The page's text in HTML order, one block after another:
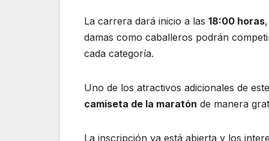
La carrera dará inicio a las 18:00 horas
damas como caballeros podrán
cada categoría.
Uno de los atractivos adicionales de
camiseta de la maratón de manera
La inscripción ya está abierta y los